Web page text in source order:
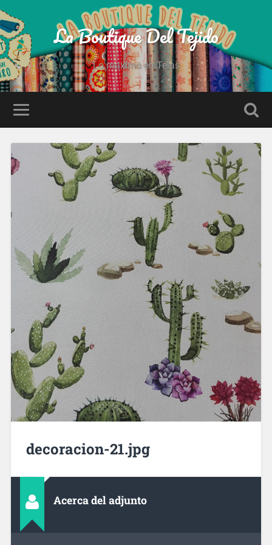
La Boutique Del Tejido
Lo maximo en Telas
decoracion-21.jpg
Acerca del adjunto